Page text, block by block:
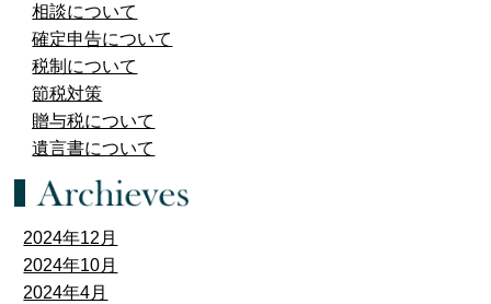
相談について
確定申告について
税制について
節税対策
贈与税について
遺言書について
2024年12月
2024年10月
2024年4月